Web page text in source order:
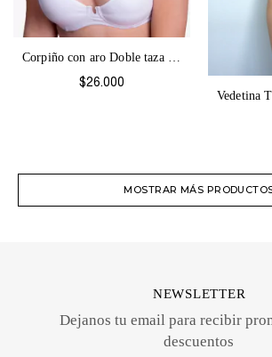
Corpiño con aro Doble taza y Base Colore...
$26.000
MOSTRAR MÁS
NEWSLETTER
Dejanos tu email para recibir
descuentos